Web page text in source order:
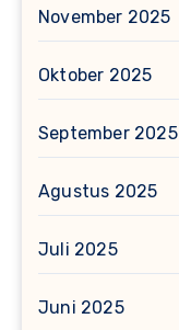
November 2025
Oktober 2025
September 2025
Agustus 2025
Juli 2025
Juni 2025